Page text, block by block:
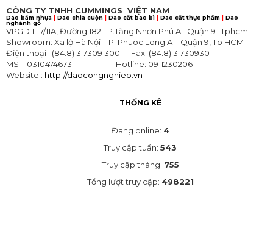
thực
phẩm
Dao
cắt
công
nghiệp
CÔNG TY TNHH CUMMINGS VIỆT NAM
Dao băm nhựa | Dao chia cuộn | Dao cắt bao bì | Dao cắt thực phẩm | Dao
nghành gỗ
VPGD 1: 7/11A, Đường 182– P.Tăng Nhơn Phú A– Quận 9- Tphcm
Showroom: Xa lộ Hà Nội – P. Phuoc Long A – Quận 9, Tp HCM
Điện thoại : (84.8) 3 7309 300 Fax: (84.8) 3 7309301
MST: 0310474673 Hotline: 0911230206
Website : http://daocongnghiep.vn
THỐNG KÊ
Đang online: 4
Truy cập tuần: 543
Truy cập tháng: 755
Tổng lượt truy cập: 498221